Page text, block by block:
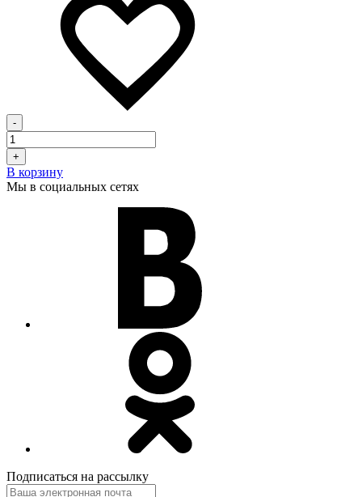
-
+
В корзину
Мы в социальных сетях
Подписаться на рассылку